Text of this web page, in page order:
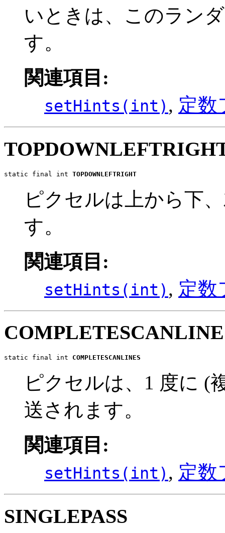
いときは、このラン
す。
関連項目:
setHints(int) , 定数
static final int TOPDOWNLEFTRIGHT
ピクセルは上から下
す。
関連項目:
setHints(int) , 定数
static final int COMPLETESCANLINES
ピクセルは、1 度に (
送されます。
関連項目:
setHints(int) , 定数
SINGLEPASS